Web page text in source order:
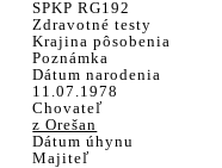
SPKP RG192
Zdravotné testy
Krajina pôsobenia
Poznámka
Dátum narodenia
11.07.1978
Chovateľ
z Orešan
Dátum úhynu
Majiteľ